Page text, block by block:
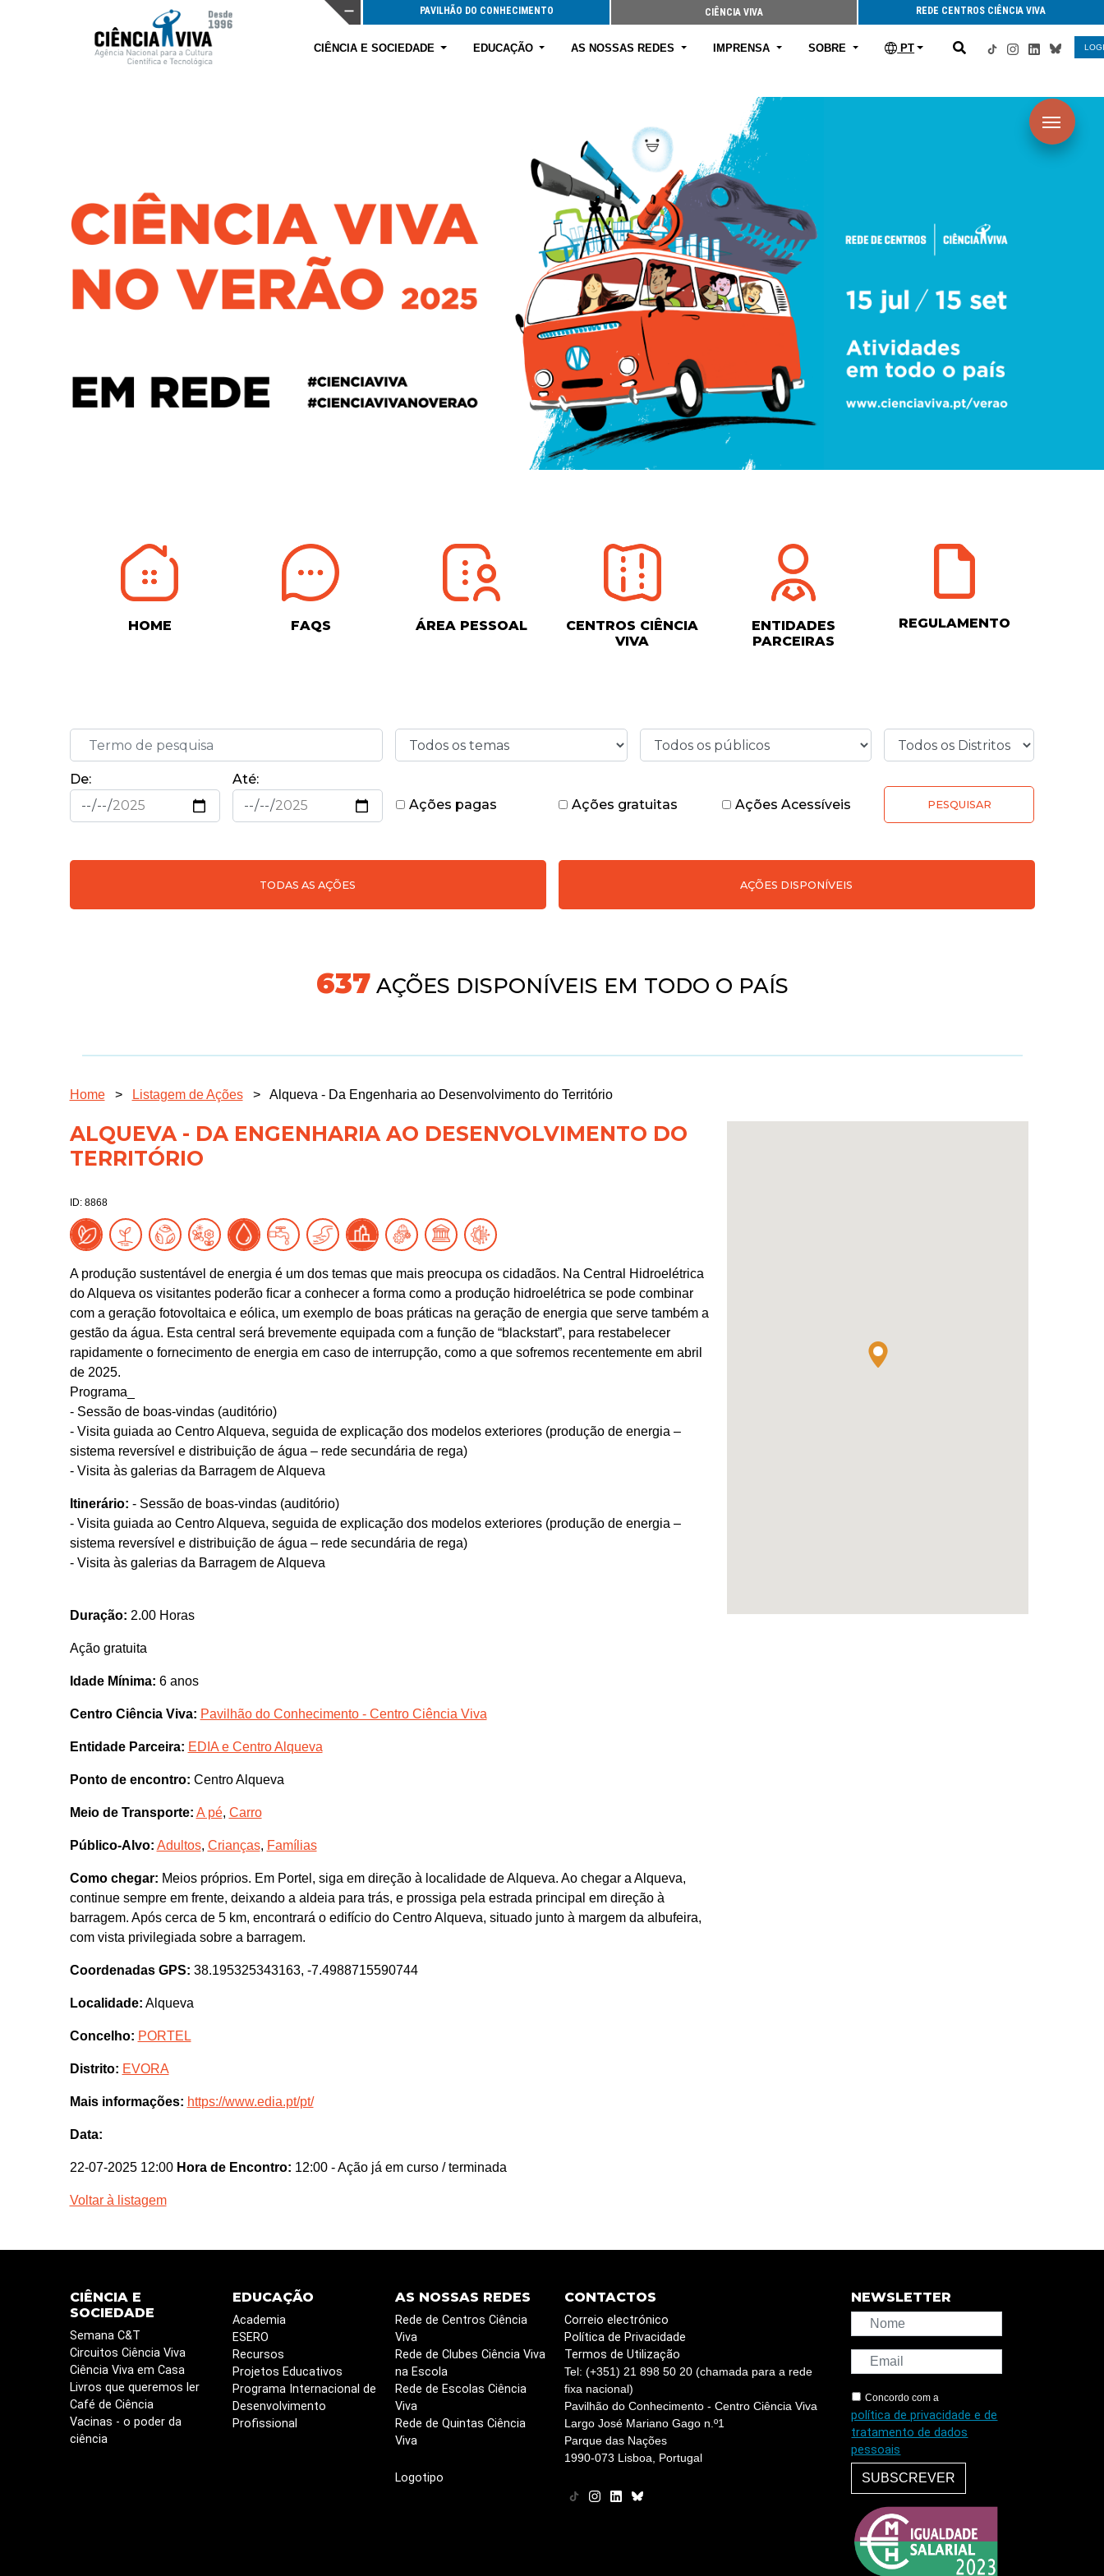
PAVILHÃO DO CONHECIMENTO CIÊNCIA VIVA REDE CENTROS CIÊNCIA VIVA
CIÊNCIA E SOCIEDADE EDUCAÇÃO AS NOSSAS REDES IMPRENSA SOBRE PT
HOME FAQS ÁREA PESSOAL
CENTROS CIÊNCIA
VIVA
ENTIDADES
PARCEIRAS
REGULAMENTO
De:
Até:
Ações pagas
Ações gratuitas Ações Acessíveis PESQUISAR
TODAS AS AÇÕES AÇÕES DISPONÍVEIS
704 AÇÕES DISPONÍVEIS EM TODO O PAÍS
Home > Listagem de Ações > Alqueva - Da Engenharia ao Desenvolvimento do Território
ALQUEVA - DA ENGENHARIA AO DESENVOLVIMENTO DO
TERRITÓRIO
ID: 8868
A produção sustentável de energia é um dos temas que mais preocupa os cidadãos. Na Central Hidroelétrica
do Alqueva os visitantes poderão ﬁcar a conhecer a forma como a produção hidroelétrica se pode combinar
com a geração fotovoltaica e eólica, um exemplo de boas práticas na geração de energia que serve também a
gestão da água. Esta central será brevemente equipada com a função de “blackstart”, para restabelecer
rapidamente o fornecimento de energia em caso de interrupção, como a que sofremos recentemente em abril
de 2025.
Programa_
- Sessão de boas-vindas (auditório)
- Visita guiada ao Centro Alqueva, seguida de explicação dos modelos exteriores (produção de energia –
sistema reversível e distribuição de água – rede secundária de rega)
- Visita às galerias da Barragem de Alqueva
Itinerário: - Sessão de boas-vindas (auditório)
- Visita guiada ao Centro Alqueva, seguida de explicação dos modelos exteriores (produção de energia –
sistema reversível e distribuição de água – rede secundária de rega)
- Visita às galerias da Barragem de Alqueva
Duração: 2.00 Horas
Ação gratuita
Idade Mínima: 6 anos
Centro Ciência Viva: Pavilhão do Conhecimento - Centro Ciência Viva
Entidade Parceira: EDIA e Centro Alqueva
Ponto de encontro: Centro Alqueva
Meio de Transporte: A pé, Carro
Público-Alvo: Adultos, Crianças, Famílias
Como chegar: Meios próprios. Em Portel, siga em direção à localidade de Alqueva. Ao chegar a Alqueva,
continue sempre em frente, deixando a aldeia para trás, e prossiga pela estrada principal em direção à
barragem. Após cerca de 5 km, encontrará o edifício do Centro Alqueva, situado junto à margem da albufeira,
com vista privilegiada sobre a barragem.
Coordenadas GPS: 38.195325343163, -7.4988715590744
Localidade: Alqueva
Concelho: PORTEL
Distrito: EVORA
Mais informações: https://www.edia.pt/pt/
Data:
22-07-2025 12:00 Hora de Encontro: 12:00 - Ação já em curso / terminada
Voltar à listagem
CIÊNCIA E
SOCIEDADE
Semana C&T
Circuitos Ciência Viva
Ciência Viva em Casa
Livros que queremos ler
Café de Ciência
Vacinas - o poder da
ciência
EDUCAÇÃO
Academia
ESERO
Recursos
Projetos Educativos
Programa Internacional de
Desenvolvimento
Profissional
AS NOSSAS REDES
Rede de Centros Ciência
Viva
Rede de Clubes Ciência Viva
na Escola
Rede de Escolas Ciência
Viva
Rede de Quintas Ciência
Viva
Logotipo
CONTACTOS
Correio electrónico
Política de Privacidade
Termos de Utilização
Tel: (+351) 21 898 50 20 (chamada para a rede
fixa nacional)
Pavilhão do Conhecimento - Centro Ciência Viva
Largo José Mariano Gago n.º1
Parque das Nações
1990-073 Lisboa, Portugal
NEWSLETTER
Concordo com a
política de privacidade e de
tratamento de dados
pessoais
SUBSCREVER